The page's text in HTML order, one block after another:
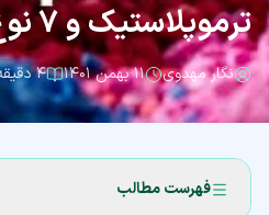
ترموپلاستیک و 7 نوع پرکاربرد آن
نگار مهدوی ۱۱ بهمن ۱۴۰۱ ۴ دقیقه مطالعه
فهرست مطالب